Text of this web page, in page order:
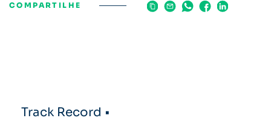
COMPARTILHE
Track Record •